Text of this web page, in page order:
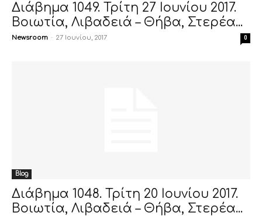
Διάβημα 1049. Τρίτη 27 Ιουνίου 2017.
Βοιωτία, Λιβαδειά – Θήβα, Στερέα...
Newsroom - 27 Ιουνίου, 2017 0
Blog
Διάβημα 1048. Τρίτη 20 Ιουνίου 2017.
Βοιωτία, Λιβαδειά – Θήβα, Στερέα...